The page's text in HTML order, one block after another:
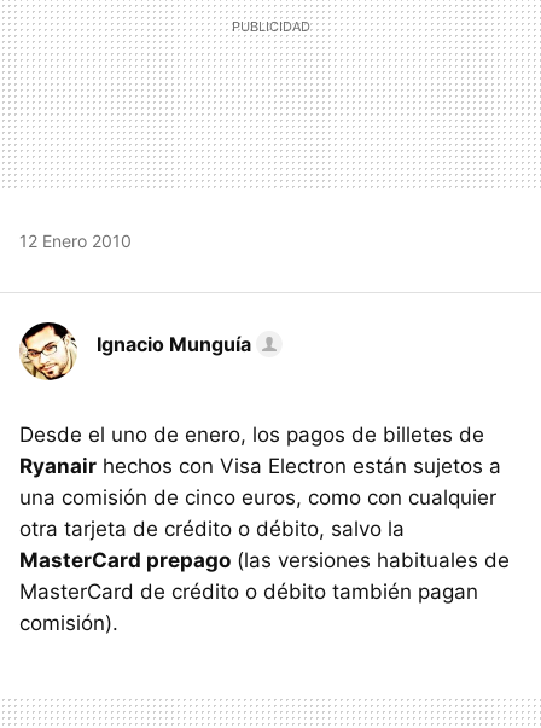
12 Enero 2010
Ignacio Munguía
Desde el uno de enero, los pagos de billetes de
Ryanair hechos con Visa Electron están sujetos a
una comisión de cinco euros, como con cualquier
otra tarjeta de crédito o débito, salvo la
MasterCard prepago (las versiones habituales de
MasterCard de crédito o débito también pagan
comisión).